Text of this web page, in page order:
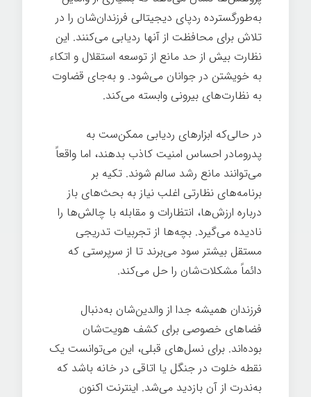
به‌طورگسترده ردپای دیجیتالی فرزندان‌شان را در
تلاش برای محافظت از آنها ردیابی می‌کنند. این
نظارت بیش از حد مانع از توسعه استقلال و اتکاء
به خویشتن در جوانان می‌شود. و به‌جای قضاوت
به نظارت‌های بیرونی وابسته می‌کند.
در حالی‌که ابزارهای ردیابی ممکن‌ست به
پدرومادر احساس امنیت کاذب بدهند، اما واقعاً
می‌توانند مانع رشد سالم شوند. تکیه بر
برنامه‌های نظارتی اغلب نیاز به بحث‌های باز
درباره ارزش‌ها، انتظارات و مقابله با چالش‌ها را
نادیده می‌گیرد. بچه‌ها از تجربیات تدریجی
مستقل بیشتر سود می‌برند تا از سرپرستی که
دائماً مشکلات‌شان را حل می‌کند.
فرزندان همیشه جدا از والدین‌شان به‌دنبال
فضاهای خصوصی برای کشف هویت‌شان
بوده‌اند. برای نسل‌های قبلی، این می‌توانست یک
نقطه خلوت در جنگل یا اتاقی در خانه باشد که
به‌ندرت از آن بازدید می‌شد. اینترنت اکنون